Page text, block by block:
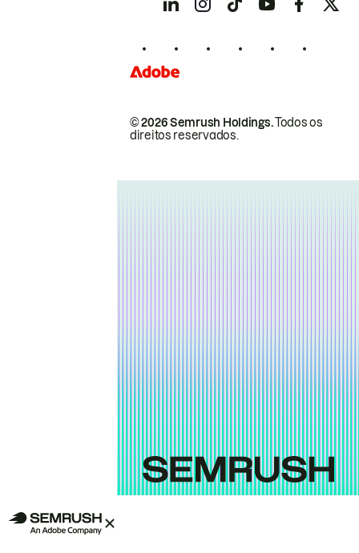
© 2026 Semrush Holdings.Todos os
direitos reservados.